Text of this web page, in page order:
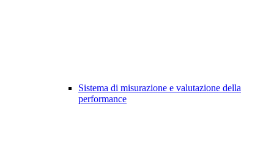
Sistema di misurazione e valutazione della
performance